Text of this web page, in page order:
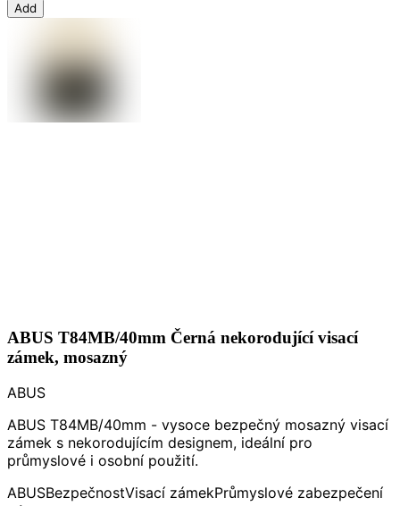
Add
ABUS T84MB/40mm Černá nekorodující visací
zámek, mosazný
ABUS
ABUS T84MB/40mm - vysoce bezpečný mosazný visací
zámek s nekorodujícím designem, ideální pro
průmyslové i osobní použití.
ABUSBezpečnostVisací zámekPrůmyslové zabezpečení